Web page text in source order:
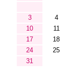
3
4
10
11
17
18
24
25
31